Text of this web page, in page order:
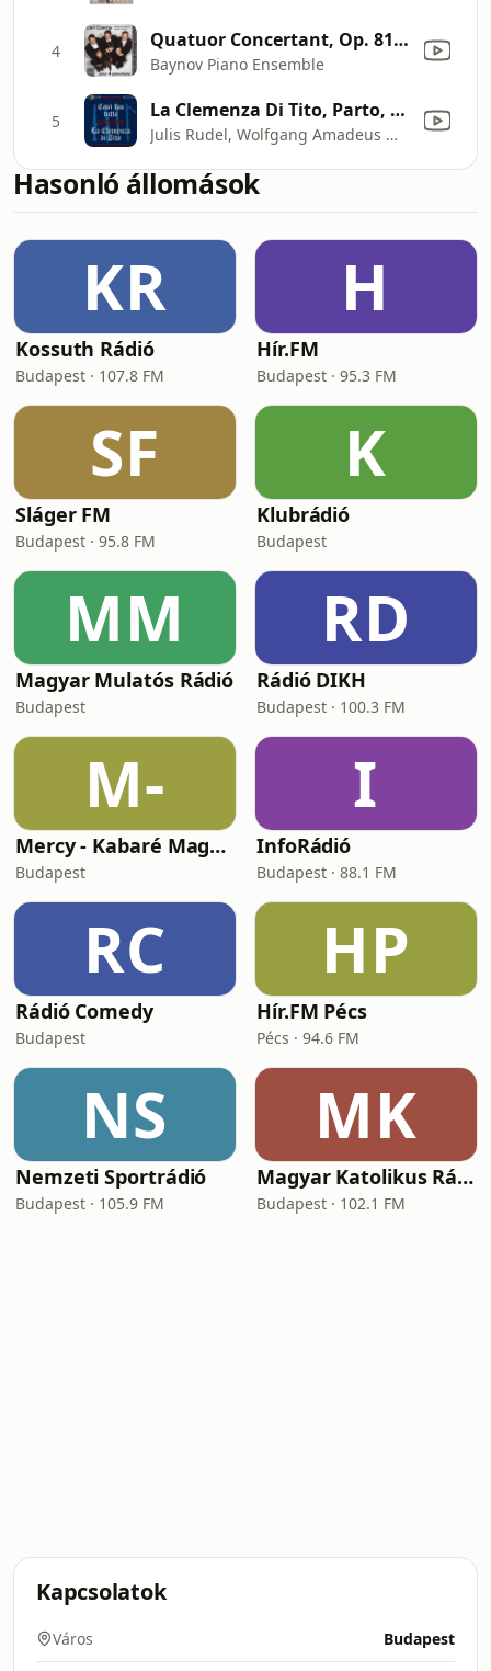
4 Quatuor Concertant, Op. 816: IV. Le Nozze Di Figaro (The Marriage of Figaro), K. 492, Act I: Se Vuol Ballare Signore Contino (by W.A. Mozart)
Baynov Piano Ensemble
5 La Clemenza Di Tito, Parto, Parto Ma Tu, Ben Mio
Julis Rudel, Wolfgang Amadeus Mozart & Josef Triebensee
Hasonló állomások
KR
Kossuth Rádió
Budapest · 107.8 FM
H
Hír.FM
Budapest · 95.3 FM
SF
Sláger FM
Budapest · 95.8 FM
K
Klubrádió
Budapest
MM
Magyar Mulatós Rádió
Budapest
RD
Rádió DIKH
Budapest · 100.3 FM
M-
Mercy - Kabaré Magyar Rádió
Budapest
I
InfoRádió
Budapest · 88.1 FM
RC
Rádió Comedy
Budapest
HP
Hír.FM Pécs
Pécs · 94.6 FM
NS
Nemzeti Sportrádió
Budapest · 105.9 FM
MK
Magyar Katolikus Rádió
Budapest · 102.1 FM
Kapcsolatok
Város Budapest